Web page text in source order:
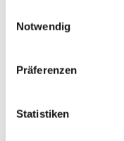
Notwendig
Präferenzen
Statistiken
Thermische Entlackung
mm